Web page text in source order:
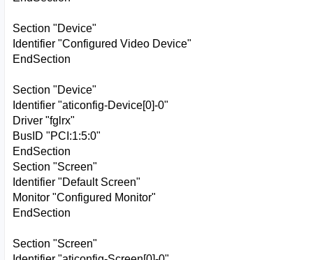
Section "Device"
Identifier "Configured Video Device"
EndSection
Section "Device"
Identifier "aticonfig-Device[0]-0"
Driver "fglrx"
BusID "PCI:1:5:0"
EndSection
Section "Screen"
Identifier "Default Screen"
Monitor "Configured Monitor"
EndSection
Section "Screen"